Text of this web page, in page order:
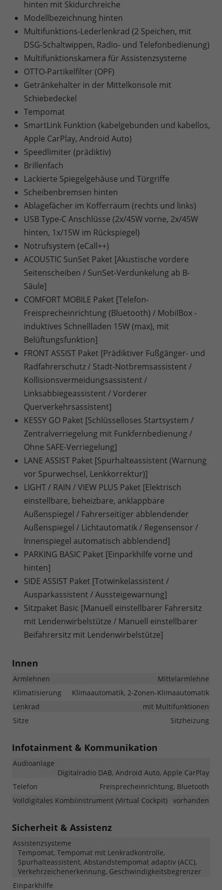
hinten mit Skidurchreiche
Modellbezeichnung hinten
Multifunktions-Lederlenkrad (2 Speichen, mit
DSG-Schaltwippen, Radio- und Telefonbedienung)
Multifunktionskamera für Assistenzsysteme
OTTO-Partikelfilter (OPF)
Getränkehalter in der Mittelkonsole mit
Schiebedeckel
Tempomat
SmartLink Funktion (kabelgebunden und kabellos,
Apple CarPlay, Android Auto)
Speedlimiter (prädiktiv)
Brillenfach
Lackierte Spiegelgehäuse und Türgriffe
Scheibenbremsen hinten
Ablagefächer im Kofferraum (rechts und links)
USB Type-C Anschlüsse (2x/45W vorne, 2x/45W
hinten, 1x/15W im Rückspiegel)
Notrufsystem (eCall++)
ACOUSTIC SunSet Paket [Akustische vordere
Seitenscheiben / SunSet-Verdunkelung ab B-
Säule]
COMFORT MOBILE Paket [Telefon-
Freisprecheinrichtung (Bluetooth) / MobilBox -
induktives Schnellladen 15W (max), mit
Belüftungsfunktion]
FRONT ASSIST Paket [Prädiktiver Fußgänger- und
Radfahrerschutz / Stadt-Notbremsassistent /
Kollisionsvermeidungsassistent /
Linksabbiegeassistent / Vorderer
Querverkehrsassistent]
KESSY GO Paket [Schlüsselloses Startsystem /
Zentralverriegelung mit Funkfernbedienung /
Ohne SAFE-Verriegelung]
LANE ASSIST Paket [Spurhalteassistent (Warnung
vor Spurwechsel, Lenkkorrektur)]
LIGHT / RAIN / VIEW PLUS Paket [Elektrisch
einstellbare, beheizbare, anklappbare
Außenspiegel / Fahrerseitiger abblendender
Außenspiegel / Lichtautomatik / Regensensor /
Innenspiegel automatisch abblendend]
PARKING BASIC Paket [Einparkhilfe vorne und
hinten]
SIDE ASSIST Paket [Totwinkelassistent /
Ausparkassistent / Aussteigewarnung]
Sitzpaket Basic [Manuell einstellbarer Fahrersitz
mit Lendenwirbelstütze / Manuell einstellbarer
Beifahrersitz mit Lendenwirbelstütze]
Innen
Armlehnen
Mittelarmlehne
Klimatisierung
Klimaautomatik, 2-Zonen-Klimaautomatik
Lenkrad
mit Multifunktionen
Sitze
Sitzheizung
Infotainment & Kommunikation
Audioanlage
Digitalradio DAB, Android Auto, Apple CarPlay
Telefon
Freisprecheinrichtung, Bluetooth
Volldigitales Kombiinstrument (Virtual Cockpit) vorhanden
Sicherheit & Assistenz
Assistenzsysteme
Tempomat, Tempomat mit Lenkradkontrolle,
Spurhalteassistent, Abstandstempomat adaptiv (ACC),
Verkehrzeichenerkennung, Geschwindigkeitsbegrenzer
Einparkhilfe